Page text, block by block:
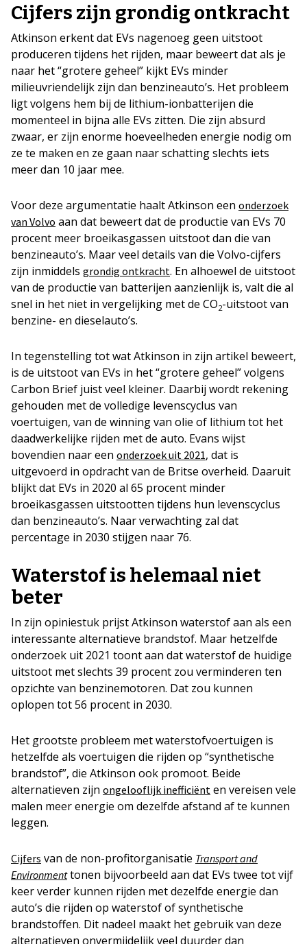
Cijfers zijn grondig ontkracht
Atkinson erkent dat EVs nagenoeg geen uitstoot
produceren tijdens het rijden, maar beweert dat als je
naar het “grotere geheel” kijkt EVs minder
milieuvriendelijk zijn dan benzineauto’s. Het probleem
ligt volgens hem bij de lithium-ionbatterijen die
momenteel in bijna alle EVs zitten. Die zijn absurd
zwaar, er zijn enorme hoeveelheden energie nodig om
ze te maken en ze gaan naar schatting slechts iets
meer dan 10 jaar mee.
Voor deze argumentatie haalt Atkinson een onderzoek
van Volvo aan dat beweert dat de productie van EVs 70
procent meer broeikasgassen uitstoot dan die van
benzineauto’s. Maar veel details van die Volvo-cijfers
zijn inmiddels grondig ontkracht. En alhoewel de uitstoot
van de productie van batterijen aanzienlijk is, valt die al
snel in het niet in vergelijking met de CO2-uitstoot van
benzine- en dieselauto’s.
In tegenstelling tot wat Atkinson in zijn artikel beweert,
is de uitstoot van EVs in het “grotere geheel” volgens
Carbon Brief juist veel kleiner. Daarbij wordt rekening
gehouden met de volledige levenscyclus van
voertuigen, van de winning van olie of lithium tot het
daadwerkelijke rijden met de auto. Evans wijst
bovendien naar een onderzoek uit 2021, dat is
uitgevoerd in opdracht van de Britse overheid. Daaruit
blijkt dat EVs in 2020 al 65 procent minder
broeikasgassen uitstootten tijdens hun levenscyclus
dan benzineauto’s. Naar verwachting zal dat
percentage in 2030 stijgen naar 76.
Waterstof is helemaal niet
beter
In zijn opiniestuk prijst Atkinson waterstof aan als een
interessante alternatieve brandstof. Maar hetzelfde
onderzoek uit 2021 toont aan dat waterstof de huidige
uitstoot met slechts 39 procent zou verminderen ten
opzichte van benzinemotoren. Dat zou kunnen
oplopen tot 56 procent in 2030.
Het grootste probleem met waterstofvoertuigen is
hetzelfde als voertuigen die rijden op “synthetische
brandstof”, die Atkinson ook promoot. Beide
alternatieven zijn ongelooflijk inefficiënt en vereisen vele
malen meer energie om dezelfde afstand af te kunnen
leggen.
Cijfers van de non-profitorganisatie Transport and
Environmenttonen bijvoorbeeld aan dat EVs twee tot vijf
keer verder kunnen rijden met dezelfde energie dan
auto’s die rijden op waterstof of synthetische
brandstoffen. Dit nadeel maakt het gebruik van deze
alternatieven onvermijdelijk veel duurder dan